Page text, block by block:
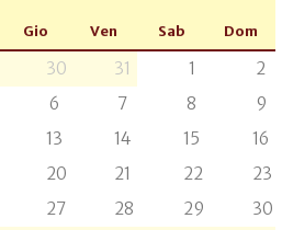
Gio Ven Sab Dom
30 31 1
2
6 7 8
9
13 14 15
16
20 21 22
23
27 28 29
30